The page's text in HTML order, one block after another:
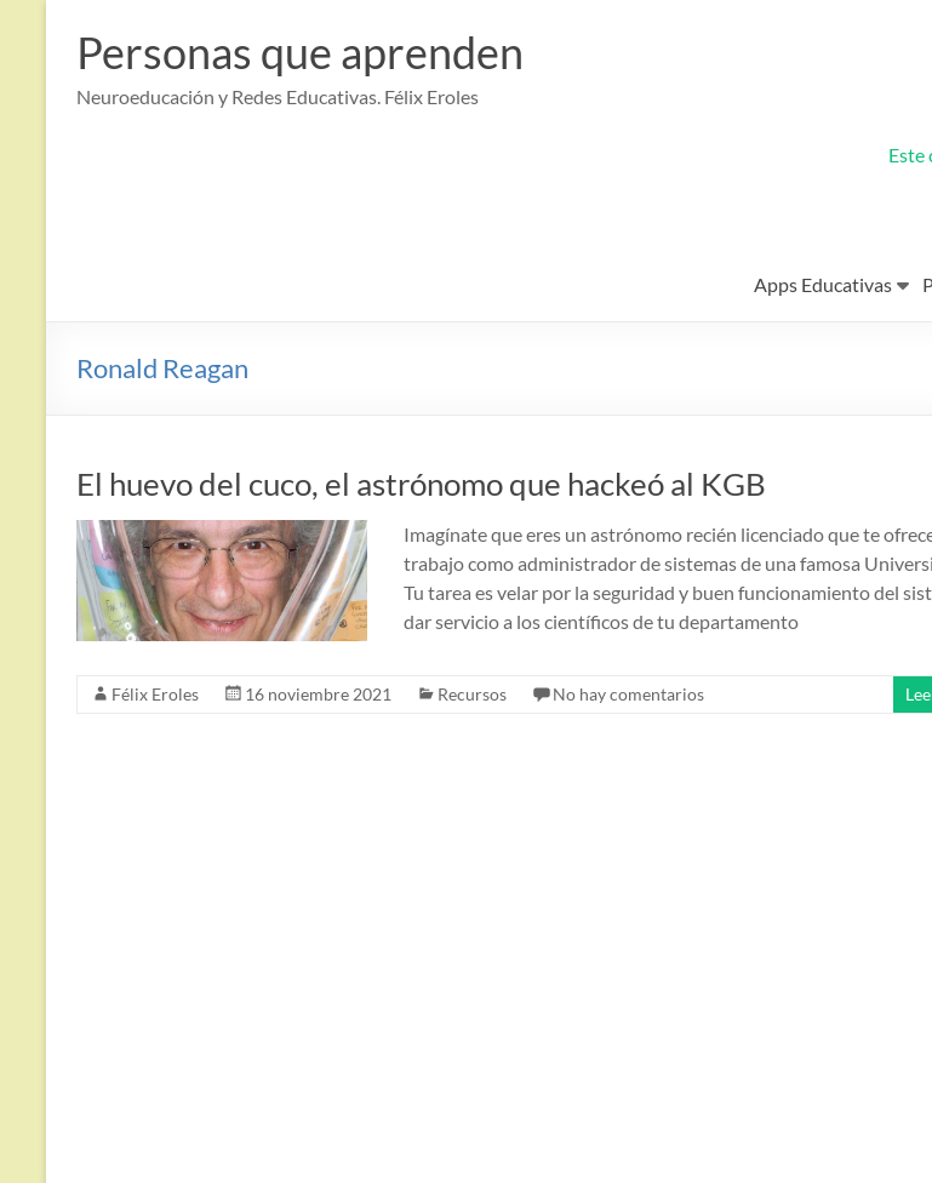
contenido
Personas que aprenden
Neuroeducación y Redes Educativas. Félix Eroles
Este
Apps Educativas
Ronald Reagan
El huevo del cuco, el astrónomo que hackeó al KGB
Imagínate que eres un astrónomo recién licenciado que te
trabajo como administrador de sistemas de una famosa
Tu tarea es velar por la seguridad y buen funcionamiento del
dar servicio a los científicos de tu departamento
Félix Eroles 16 noviembre 2021 Recursos No hay comentarios